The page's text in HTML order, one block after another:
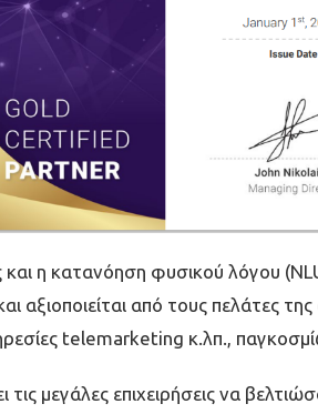
η κατανόηση φυσικού λόγου
αξιοποιείται από τους πελάτες
telemarketing κ.λπ.,
μεγάλες επιχειρήσεις να